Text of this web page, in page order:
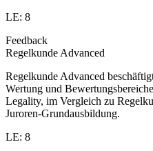
LE: 8
Feedback
Regelkunde Advanced
Regelkunde Advanced
Wertung und
Legality, im Vergleich zu
Juroren-Grundausbildung.
LE: 8